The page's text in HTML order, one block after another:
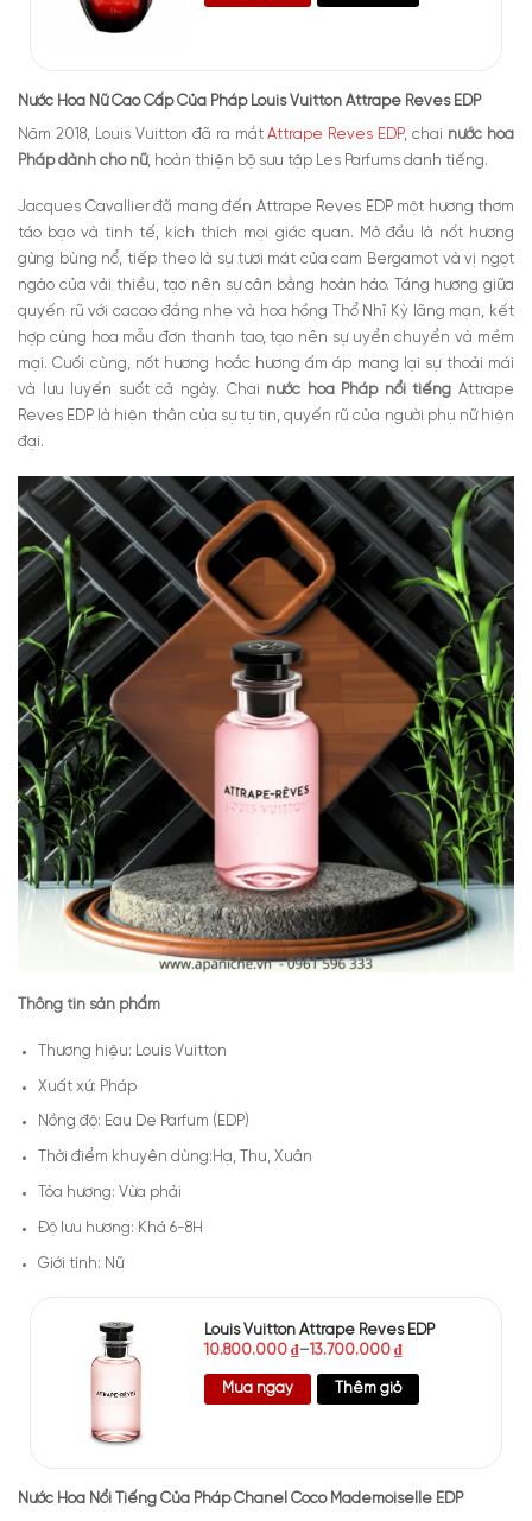
Nước Hoa Nữ Cao Cấp Của Pháp Louis Vuitton Attrape Reves EDP
Năm 2018, Louis Vuitton đã ra mắtAttrape Reves EDP, chai nước hoa
Pháp dành cho nữ, hoàn thiện bộ sưu tập Les Parfums danh tiếng.
Jacques Cavallier đã mang đến Attrape Reves EDP một hương thơm
táo bạo và tinh tế, kích thích mọi giác quan. Mở đầu là nốt hương
gừng bùng nổ, tiếp theo là sự tươi mát của cam Bergamot và vị ngọt
ngào của vải thiều, tạo nên sự cân bằng hoàn hảo. Tầng hương giữa
quyến rũ với cacao đắng nhẹ và hoa hồng Thổ Nhĩ Kỳ lãng mạn, kết
hợp cùng hoa mẫu đơn thanh tao, tạo nên sự uyển chuyển và mềm
mại. Cuối cùng, nốt hương hoắc hương ấm áp mang lại sự thoải mái
và lưu luyến suốt cả ngày. Chai nước hoa Pháp nổi tiếng Attrape
Reves EDP là hiện thân của sự tự tin, quyến rũ của người phụ nữ hiện
đại.
Thông tin sản phẩm
Thương hiệu: Louis Vuitton
Xuất xứ: Pháp
Nồng độ: Eau De Parfum (EDP)
Thời điểm khuyên dùng:Hạ, Thu, Xuân
Tỏa hương: Vừa phải
Độ lưu hương: Khá 6-8H
Giới tính: Nữ
Louis Vuitton Attrape Reves EDP
10.800.000₫–13.700.000₫
Mua ngay Thêm giỏ
Nước Hoa Nổi Tiếng Của Pháp Chanel Coco Mademoiselle EDP